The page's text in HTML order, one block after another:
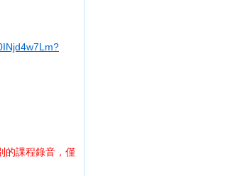
的課程錄音，僅